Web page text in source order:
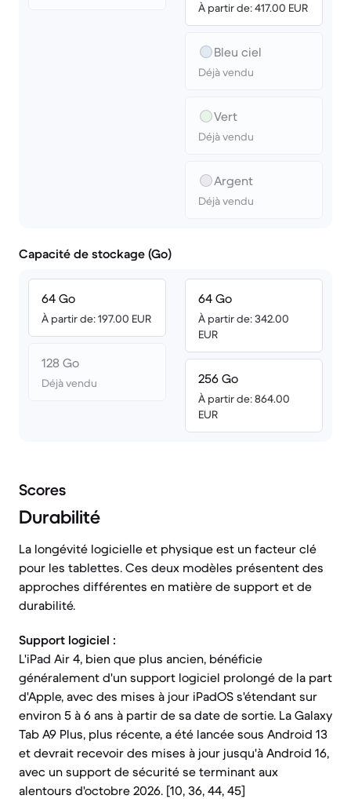
À partir de: 417.00 EUR
Bleu ciel
Déjà vendu
Vert
Déjà vendu
Argent
Déjà vendu
Capacité de stockage (Go)
64 Go
À partir de: 197.00 EUR
128 Go
Déjà vendu
64 Go
À partir de: 342.00
EUR
256 Go
À partir de: 864.00
EUR
Scores
Durabilité
La longévité logicielle et physique est un facteur clé
pour les tablettes. Ces deux modèles présentent des
approches différentes en matière de support et de
durabilité.
Support logiciel :
L'iPad Air 4, bien que plus ancien, bénéficie
généralement d'un support logiciel prolongé de la part
d'Apple, avec des mises à jour iPadOS s'étendant sur
environ 5 à 6 ans à partir de sa date de sortie. La Galaxy
Tab A9 Plus, plus récente, a été lancée sous Android 13
et devrait recevoir des mises à jour jusqu'à Android 16,
avec un support de sécurité se terminant aux
alentours d'octobre 2026. [10, 36, 44, 45]